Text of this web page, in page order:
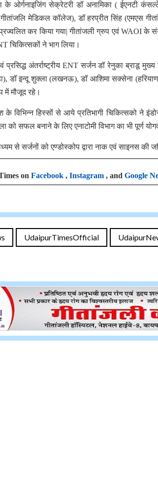
के ओर्गनाइजिंग सेक्रेटरी डॉ अनामिका ( ईएनटी
गीतांजलि मेडिकल कॉलेज), डॉ हरप्रीत सिंह (एमएस
प्रज्वलित कर किया गया| गीतांजली ग्रुप एवं WAOI के
चिकित्सकों ने भाग लिया।
प्रसिद्ध अंतर्राष्ट्रीय ENT सर्जन डॉ रेनुका ब्राडू
डॉ इन्दू शुक्ला (लखनऊ), डॉ आशिमा सक्सेना
मौजूद रहे।
के विभिन्न हिस्सों से आये प्रतिभागी चिकित्सको ने
को सफल बनाने के लिए एनाटोमी विभाग का भी पूर्ण
से सर्जनों को एण्डोस्कोप द्वारा नाक एवं साइनस
on Facebook , Instagram , and Google
UdaipurTimesOfficial